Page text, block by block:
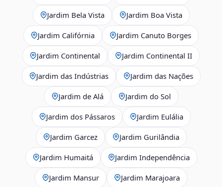
Jardim Bela Vista Jardim Boa Vista
Jardim Califórnia Jardim Canuto Borges
Jardim Continental Jardim Continental II
Jardim das Indústrias Jardim das Nações
Jardim de Alá Jardim do Sol
Jardim dos Pássaros Jardim Eulália
Jardim Garcez Jardim Gurilândia
Jardim Humaitá Jardim Independência
Jardim Mansur Jardim Marajoara